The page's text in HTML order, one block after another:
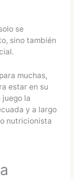
se
sino también
muchas,
estar en su
juego la
y a largo
nutricionista